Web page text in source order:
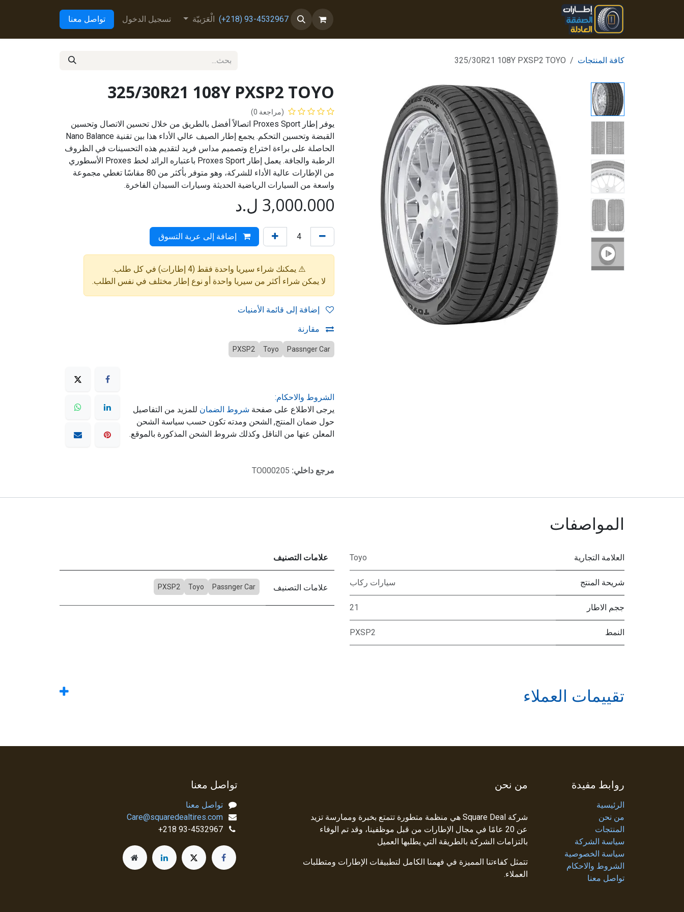
تخطي للذهاب إلى المحتوى
93-4532967 (218+) الْعَرَبيّة تسجيل الدخول تواصل معنا
كافة المنتجات 325/30R21 108Y PXSP2 TOYO
325/30R21 108Y PXSP2 TOYO
(مراجعة 0)
يوفر إطار Proxes Sport اتصالاً أفضل بالطريق من خلال تحسين الاتصال وتحسين
القبضة وتحسين التحكم. يجمع إطار الصيف عالي الأداء هذا بين تقنية Nano Balance
الحاصلة على براءة اختراع وتصميم مداس فريد لتقديم هذه التحسينات في الظروف
الرطبة والجافة. يعمل إطار Proxes Sport باعتباره الرائد لخط Proxes الأسطوري
من الإطارات عالية الأداء للشركة، وهو متوفر بأكثر من 80 مقاسًا تغطي مجموعة
واسعة من السيارات الرياضية الحديثة وسيارات السيدان الفاخرة.
3,000.000 ل.د
إضافة إلى عربة التسوق
⚠️ يمكنك شراء سيريا واحدة فقط (4 إطارات) في كل طلب.
لا يمكن شراء أكثر من سيريا واحدة أو نوع إطار مختلف في نفس الطلب.
مقارنة
Passnger Car
Toyo
PXSP2
الشروط والاحكام:
يرجى الاطلاع على صفحة شروط الضمان للمزيد من التفاصيل
حول ضمان المنتج, الشحن ومدته تكون حسب سياسة الشحن
المعلن عنها من الناقل وكذلك شروط الشحن المذكورة بالموقع.
مرجع داخلي: TO000205
المواصفات
العلامة التجارية Toyo
شريحة المنتج سيارات ركاب
ججم الاطار 21
النمط PXSP2
علامات التصنيف
علامات التصنيف Passnger Car
Toyo
PXSP2
تقييمات العملاء
روابط مفيدة
الرئيسية
من نحن
المنتجات
سياسة الشركة
سياسة الخصوصية
الشروط والاحكام
تواصل معنا
من نحن
شركة Square Deal هي منظمة متطورة تتمتع بخبرة وممارسة تزيد
عن 20 عامًا في مجال الإطارات من قبل موظفينا، وقد تم الوفاء
بالتزامات الشركة بالطريقة التي يطلبها العميل
تتمثل كفاءتنا المميزة في فهمنا الكامل لتطبيقات الإطارات ومتطلبات
العملاء.
تواصل معنا
تواصل معنا
Care@squaredealtires.com
93-4532967 218+